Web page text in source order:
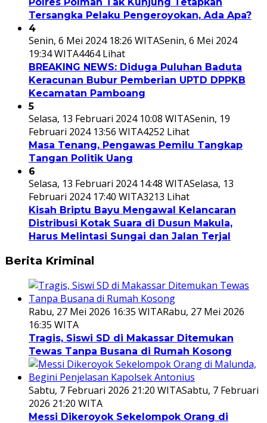
Tersangka Pelaku Pengeroyokan, Ada Apa?
4
Senin, 6 Mei 2024 18:26 WITASenin, 6 Mei 2024
19:34 WITA4464 Lihat
BREAKING NEWS: Diduga Puluhan Baduta
Keracunan Bubur Pemberian UPTD DPPKB
Kecamatan Pamboang
5
Selasa, 13 Februari 2024 10:08 WITASenin, 19
Februari 2024 13:56 WITA4252 Lihat
Masa Tenang, Pengawas Pemilu Tangkap
Tangan Politik Uang
6
Selasa, 13 Februari 2024 14:48 WITASelasa, 13
Februari 2024 17:40 WITA3213 Lihat
Kisah Briptu Bayu Mengawal Kelancaran
Distribusi Kotak Suara di Dusun Makula,
Harus Melintasi Sungai dan Jalan Terjal
Berita Kriminal
Rabu, 27 Mei 2026 16:35 WITARabu, 27 Mei 2026
16:35 WITA
Tragis, Siswi SD di Makassar Ditemukan
Tewas Tanpa Busana di Rumah Kosong
Sabtu, 7 Februari 2026 21:20 WITASabtu, 7 Februari
2026 21:20 WITA
Messi Dikeroyok Sekelompok Orang di